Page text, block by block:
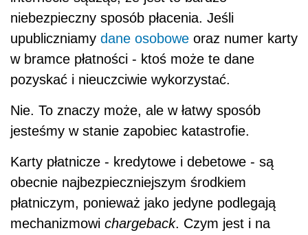
niebezpieczny sposób płacenia. Jeśli
upubliczniamy dane osobowe oraz numer karty
w bramce płatności - ktoś może te dane
pozyskać i nieuczciwie wykorzystać.
Nie. To znaczy może, ale w łatwy sposób
jesteśmy w stanie zapobiec katastrofie.
Karty płatnicze - kredytowe i debetowe - są
obecnie najbezpieczniejszym środkiem
płatniczym, ponieważ jako jedyne podlegają
mechanizmowi chargeback. Czym jest i na